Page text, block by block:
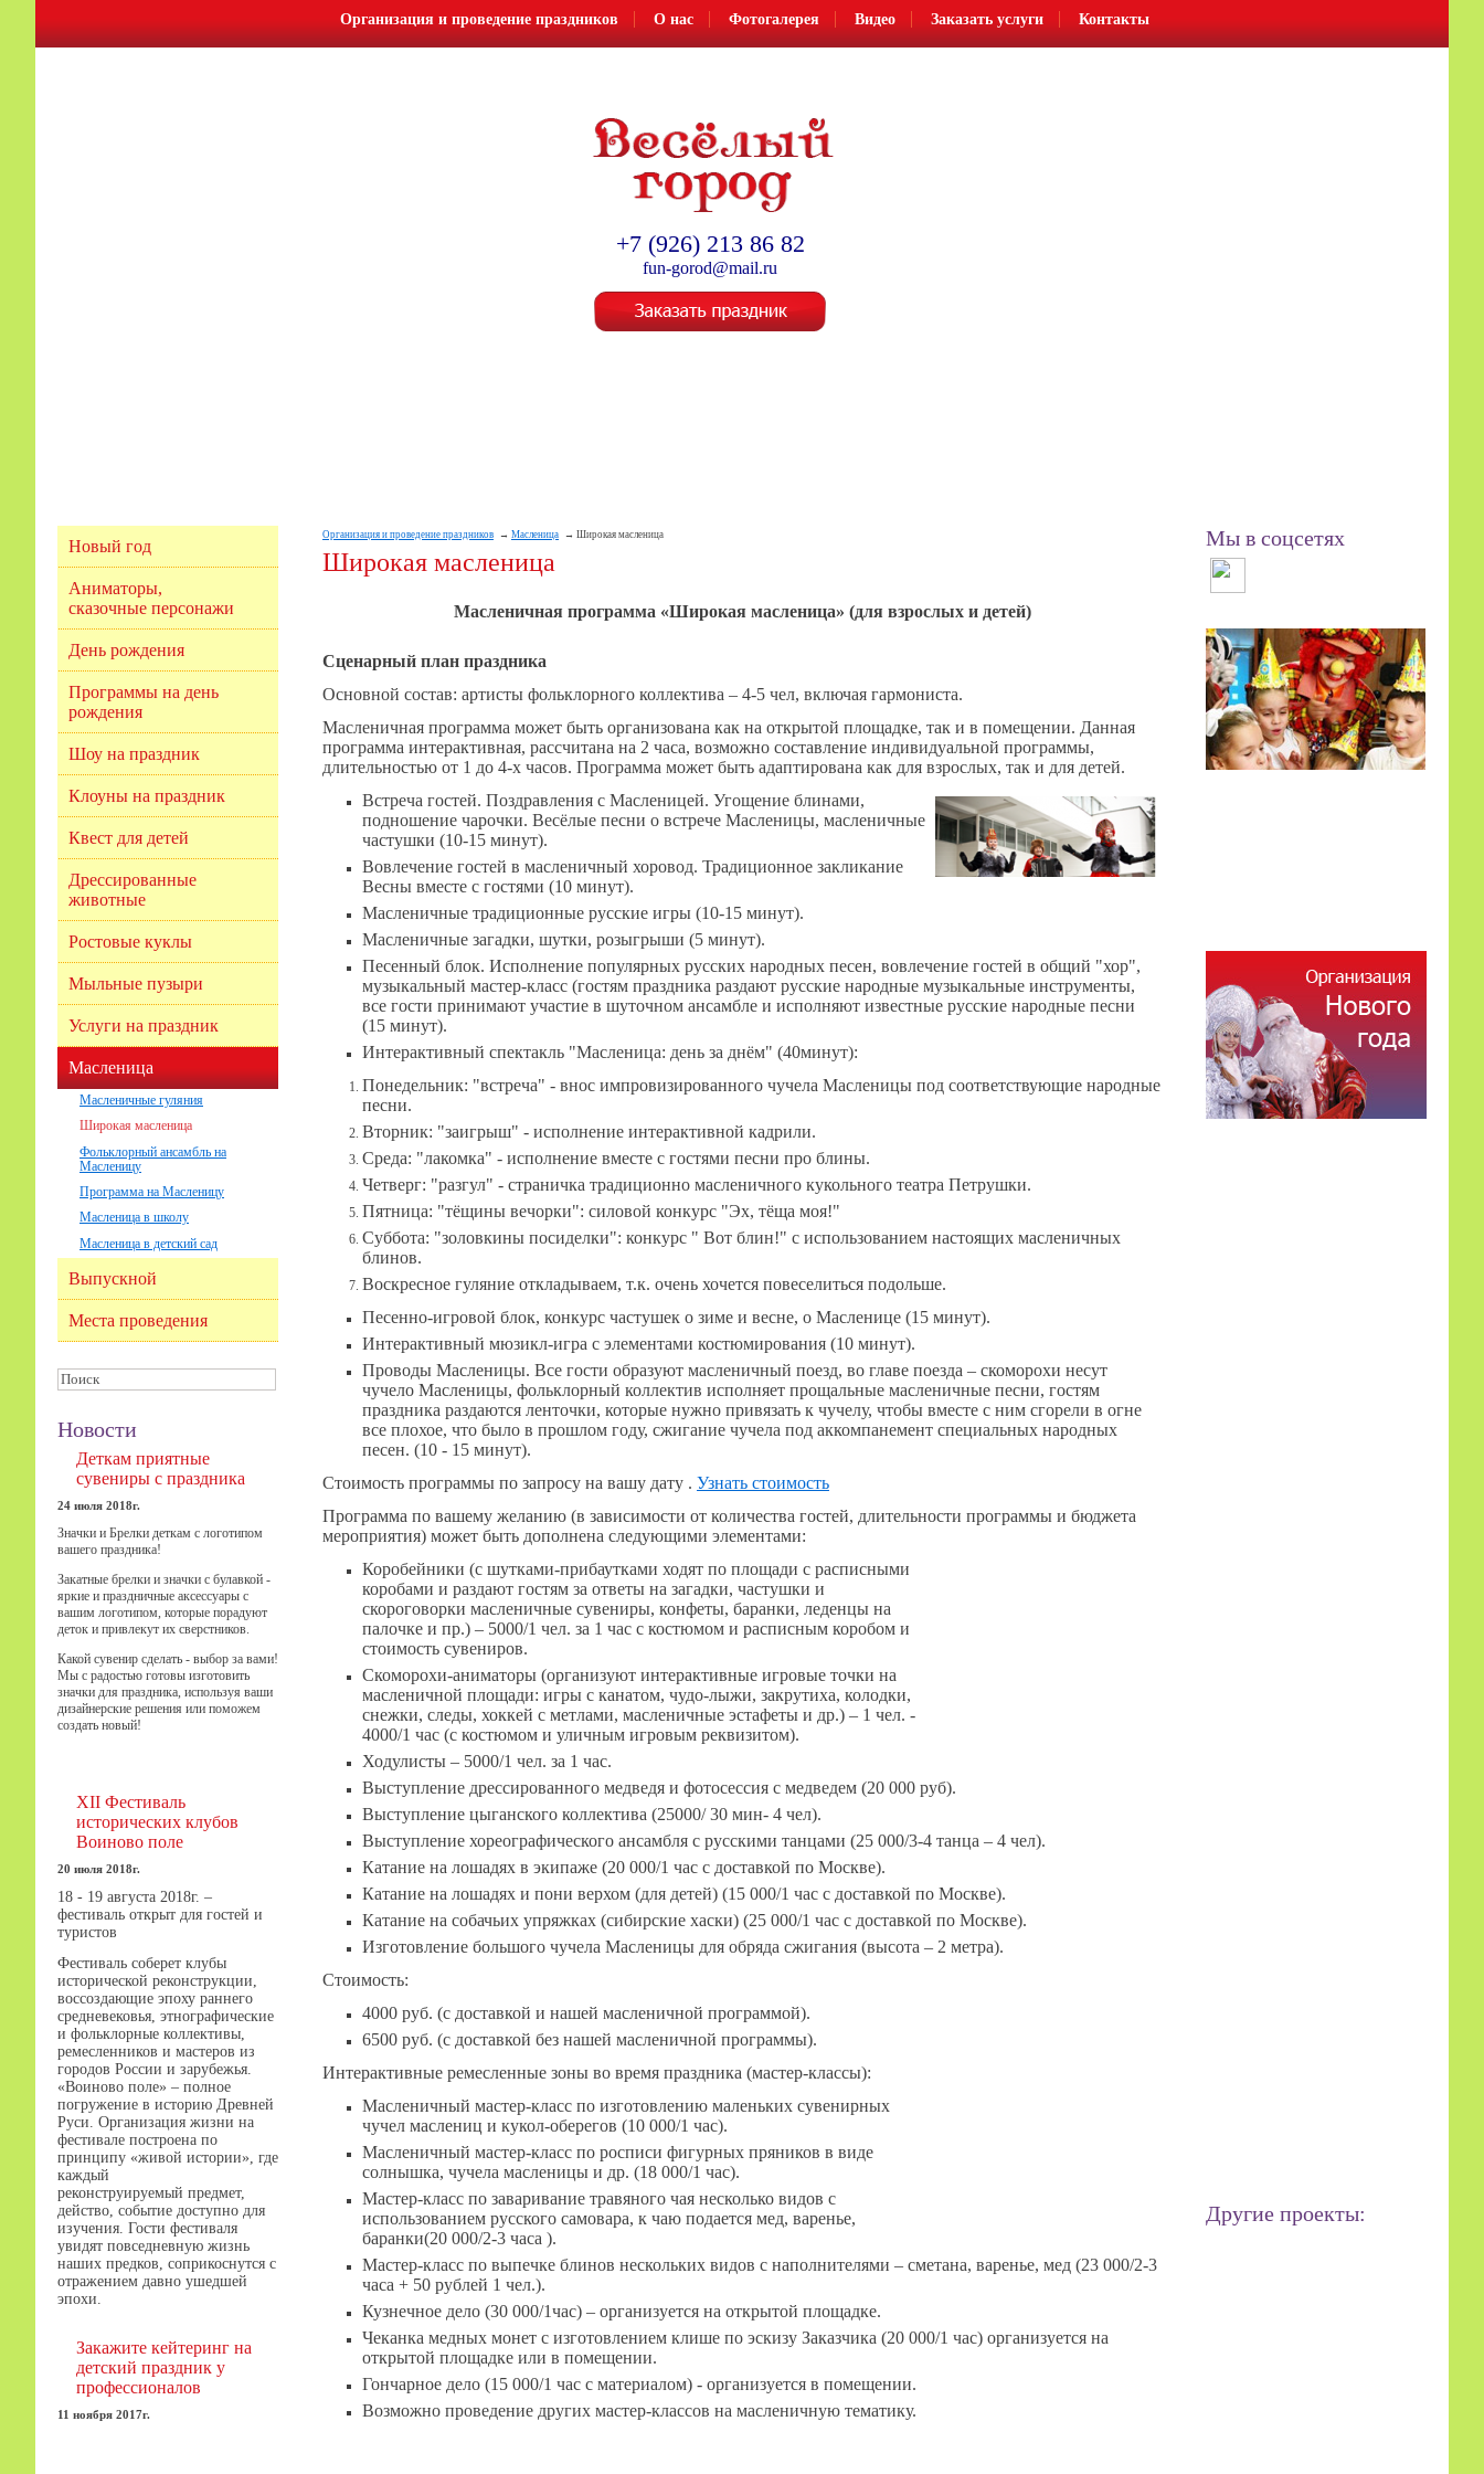
Организация и проведение праздников О нас Фотогалерея Видео Заказать услуги Контакты
+7 (926) 213 86 82
fun-gorod@mail.ru
Организация и проведение праздников Масленица Широкая масленица
Широкая масленица
Масленичная программа «Широкая масленица» (для взрослых и детей)
Сценарный план праздника
Основной состав: артисты фольклорного коллектива – 4-5 чел, включая гармониста.
Масленичная программа может быть организована как на открытой площадке, так и в помещении. Данная
программа интерактивная, рассчитана на 2 часа, возможно составление индивидуальной программы,
длительностью от 1 до 4-х часов. Программа может быть адаптирована как для взрослых, так и для детей.
Встреча гостей. Поздравления с Масленицей. Угощение блинами,
подношение чарочки. Весёлые песни о встрече Масленицы, масленичные
частушки (10-15 минут).
Вовлечение гостей в масленичный хоровод. Традиционное закликание
Весны вместе с гостями (10 минут).
Масленичные традиционные русские игры (10-15 минут).
Масленичные загадки, шутки, розыгрыши (5 минут).
Песенный блок. Исполнение популярных русских народных песен, вовлечение гостей в общий "хор",
музыкальный мастер-класс (гостям праздника раздают русские народные музыкальные инструменты,
все гости принимают участие в шуточном ансамбле и исполняют известные русские народные песни
(15 минут).
Интерактивный спектакль "Масленица: день за днём" (40минут):
Понедельник: "встреча" - внос импровизированного чучела Масленицы под соответствующие народные
песни.
Вторник: "заигрыш" - исполнение интерактивной кадрили.
Среда: "лакомка" - исполнение вместе с гостями песни про блины.
Четверг: "разгул" - страничка традиционно масленичного кукольного театра Петрушки.
Пятница: "тёщины вечорки": силовой конкурс "Эх, тёща моя!"
Суббота: "золовкины посиделки": конкурс " Вот блин!" с использованием настоящих масленичных
блинов.
Воскресное гуляние откладываем, т.к. очень хочется повеселиться подольше.
Песенно-игровой блок, конкурс частушек о зиме и весне, о Масленице (15 минут).
Интерактивный мюзикл-игра с элементами костюмирования (10 минут).
Проводы Масленицы. Все гости образуют масленичный поезд, во главе поезда – скоморохи несут
чучело Масленицы, фольклорный коллектив исполняет прощальные масленичные песни, гостям
праздника раздаются ленточки, которые нужно привязать к чучелу, чтобы вместе с ним сгорели в огне
все плохое, что было в прошлом году, сжигание чучела под аккомпанемент специальных народных
песен. (10 - 15 минут).
Стоимость программы по запросу на вашу дату . Узнать стоимость
Программа по вашему желанию (в зависимости от количества гостей, длительности программы и бюджета
мероприятия) может быть дополнена следующими элементами:
Коробейники (с шутками-прибаутками ходят по площади с расписными
коробами и раздают гостям за ответы на загадки, частушки и
скороговорки масленичные сувениры, конфеты, баранки, леденцы на
палочке и пр.) – 5000/1 чел. за 1 час с костюмом и расписным коробом и
стоимость сувениров.
Скоморохи-аниматоры (организуют интерактивные игровые точки на
масленичной площади: игры с канатом, чудо-лыжи, закрутиха, колодки,
снежки, следы, хоккей с метлами, масленичные эстафеты и др.) – 1 чел. -
4000/1 час (с костюмом и уличным игровым реквизитом).
Ходулисты – 5000/1 чел. за 1 час.
Выступление дрессированного медведя и фотосессия с медведем (20 000 руб).
Выступление цыганского коллектива (25000/ 30 мин- 4 чел).
Выступление хореографического ансамбля с русскими танцами (25 000/3-4 танца – 4 чел).
Катание на лошадях в экипаже (20 000/1 час с доставкой по Москве).
Катание на лошадях и пони верхом (для детей) (15 000/1 час с доставкой по Москве).
Катание на собачьих упряжках (сибирские хаски) (25 000/1 час с доставкой по Москве).
Изготовление большого чучела Масленицы для обряда сжигания (высота – 2 метра).
Стоимость:
4000 руб. (с доставкой и нашей масленичной программой).
6500 руб. (с доставкой без нашей масленичной программы).
Интерактивные ремесленные зоны во время праздника (мастер-классы):
Масленичный мастер-класс по изготовлению маленьких сувенирных
чучел маслениц и кукол-оберегов (10 000/1 час).
Масленичный мастер-класс по росписи фигурных пряников в виде
солнышка, чучела масленицы и др. (18 000/1 час).
Мастер-класс по заваривание травяного чая несколько видов с
использованием русского самовара, к чаю подается мед, варенье,
баранки(20 000/2-3 часа ).
Мастер-класс по выпечке блинов нескольких видов с наполнителями – сметана, варенье, мед (23 000/2-3
часа + 50 рублей 1 чел.).
Кузнечное дело (30 000/1час) – организуется на открытой площадке.
Чеканка медных монет с изготовлением клише по эскизу Заказчика (20 000/1 час) организуется на
открытой площадке или в помещении.
Гончарное дело (15 000/1 час с материалом) - организуется в помещении.
Возможно проведение других мастер-классов на масленичную тематику.
Новый год
Аниматоры,
сказочные персонажи
День рождения
Программы на день
рождения
Шоу на праздник
Клоуны на праздник
Квест для детей
Дрессированные
животные
Ростовые куклы
Мыльные пузыри
Услуги на праздник
Масленица
Масленичные гуляния
Широкая масленица
Фольклорный ансамбль на
Масленицу
Программа на Масленицу
Масленица в школу
Масленица в детский сад
Выпускной
Места проведения
Новости
Деткам приятные
сувениры с праздника
24 июля 2018г.
Значки и Брелки деткам с логотипом
вашего праздника!
Закатные брелки и значки с булавкой -
яркие и праздничные аксессуары с
вашим логотипом, которые порадуют
деток и привлекут их сверстников.
Какой сувенир сделать - выбор за вами!
Мы с радостью готовы изготовить
значки для праздника, используя ваши
дизайнерские решения или поможем
создать новый!
XII Фестиваль
исторических клубов
Воиново поле
20 июля 2018г.
18 - 19 августа 2018г. –
фестиваль открыт для гостей и
туристов
Фестиваль соберет клубы
исторической реконструкции,
воссоздающие эпоху раннего
средневековья, этнографические
и фольклорные коллективы,
ремесленников и мастеров из
городов России и зарубежья.
«Воиново поле» – полное
погружение в историю Древней
Руси. Организация жизни на
фестивале построена по
принципу «живой истории», где
каждый
реконструируемый предмет,
действо, событие доступно для
изучения. Гости фестиваля
увидят повседневную жизнь
наших предков, соприкоснутся с
отражением давно ушедшей
эпохи.
Закажите кейтеринг на
детский праздник у
профессионалов
11 ноября 2017г.
Мы в соцсетях
Другие проекты: